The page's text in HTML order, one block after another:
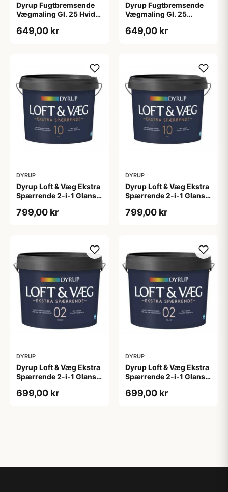
Dyrup Fugtbremsende
Vægmaling Gl. 25 Hvid
649,00 kr
Dyrup Fugtbremsende
Vægmaling Gl. 25
649,00 kr
DYRUP
Dyrup Loft & Væg Ekstra
Spærrende 2-i-1 Glans
799,00 kr
DYRUP
Dyrup Loft & Væg Ekstra
Spærrende 2-i-1 Glans
799,00 kr
DYRUP
Dyrup Loft & Væg Ekstra
Spærrende 2-i-1 Glans 2
699,00 kr
DYRUP
Dyrup Loft & Væg Ekstra
Spærrende 2-i-1 Glans 2
699,00 kr